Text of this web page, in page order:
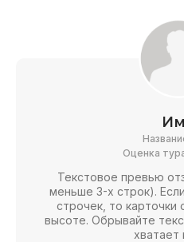
Оценка
Текстовое превью
меньше 3-х строк).
строчек, то карточки
высоте. Обрывайте
хватает